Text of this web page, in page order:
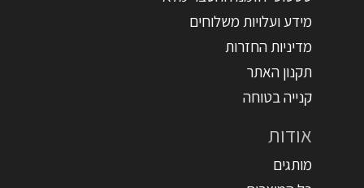
מידע ועלויות משלוחים
מדיניות החזרות
תקנון האתר
קנייה בטוחה
אודות
מותגים